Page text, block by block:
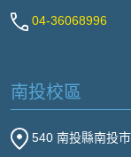
04-36068996
南投校區
540 南投縣南投